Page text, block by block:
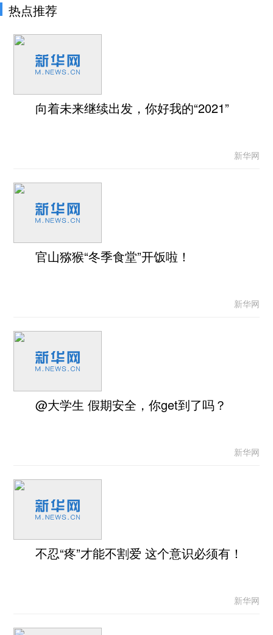
热点推荐
向着未来继续出发，你好我的“2021”
新华网
官山猕猴“冬季食堂”开饭啦！
新华网
@大学生 假期安全，你get到了吗？
新华网
不忍“疼”才能不割爱 这个意识必须有！
新华网